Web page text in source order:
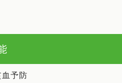
血予防